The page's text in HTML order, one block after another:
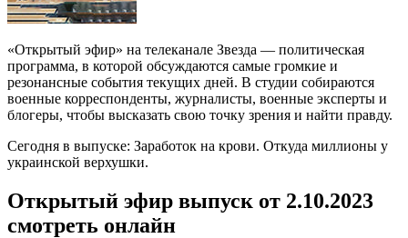
«Открытый эфир» на телеканале Звезда — политическая
программа, в которой обсуждаются самые громкие и
резонансные события текущих дней. В студии собираются
военные корреспонденты, журналисты, военные эксперты и
блогеры, чтобы высказать свою точку зрения и найти правду.
Сегодня в выпуске: Заработок на крови. Откуда миллионы у
украинской верхушки.
Открытый эфир выпуск от 2.10.2023
смотреть онлайн